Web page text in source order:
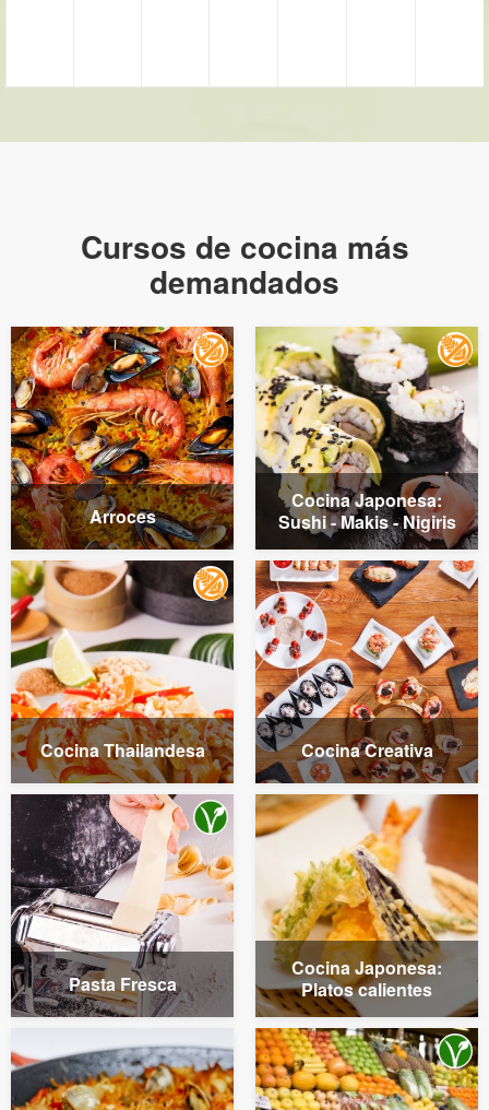
Cursos de cocina más
demandados
Arroces
Cocina Japonesa:
Sushi - Makis - Nigiris
Cocina Thailandesa Cocina Creativa
Pasta Fresca
Cocina Japonesa:
Platos calientes